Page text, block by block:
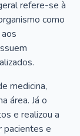
refere-se à
como
medicina,
área. Já o
e realizou a
pacientes e